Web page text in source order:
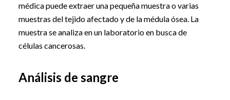
médica puede extraer una pequeña muestra o varias
muestras del tejido afectado y de la médula ósea. La
muestra se analiza en un laboratorio en busca de
células cancerosas.
Análisis de sangre